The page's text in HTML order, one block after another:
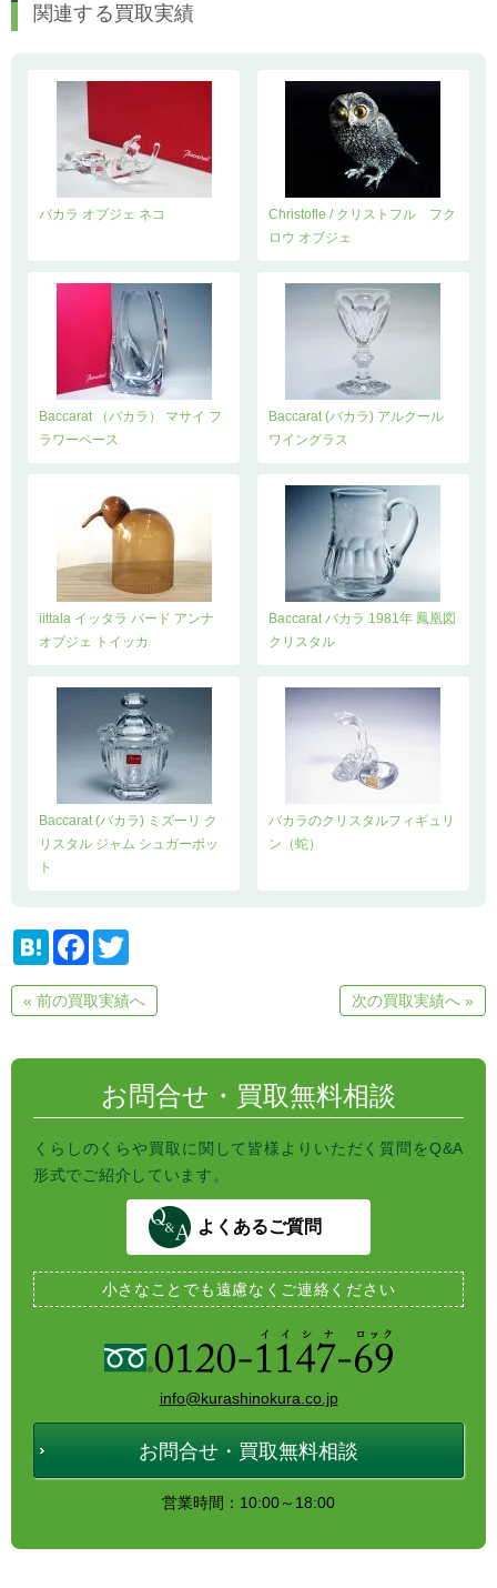
関連する買取実績
バカラ オブジェ ネコ
Christofle / クリストフル フク
ロウ オブジェ
Baccarat （バカラ） マサイ フ
ラワーベース
Baccarat (バカラ) アルクール
ワイングラス
iittala イッタラ バード アンナ
オブジェ トイッカ
Baccarat バカラ 1981年 鳳凰図
クリスタル
Baccarat (バカラ) ミズーリ ク
リスタル ジャム シュガーポッ
ト
バカラのクリスタルフィギュリ
ン（蛇）
H
e
n
F
e
b
k
t
t
« 前の買取実績へ 次の買取実績へ »
お問合せ・買取無料相談
くらしのくらや買取に関して皆様よりいただく質問をQ&A
形式でご紹介しています。
よくあるご質問
小さなことでも遠慮なくご連絡ください
info@kurashinokura.co.jp
お問合せ・買取無料相談
営業時間：10:00～18:00